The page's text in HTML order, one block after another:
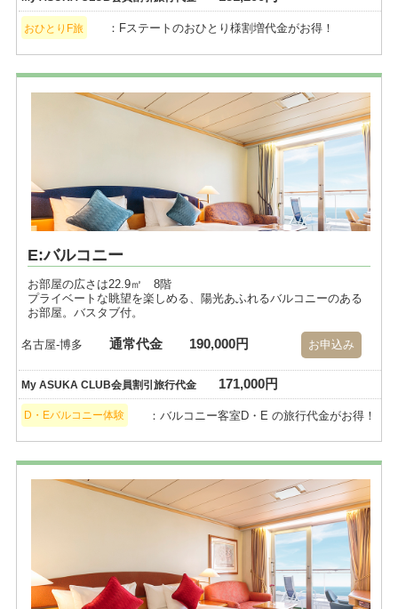
おひとりF旅 ：Fステートのおひとり様割増代金がお得！
E:バルコニー
お部屋の広さは22.9㎡ 8階
プライベートな眺望を楽しめる、陽光あふれるバルコニーのある
お部屋。バスタブ付。
名古屋-博多 通常代金 190,000円 お申込み
My ASUKA CLUB会員割引旅行代金 171,000円
D・Eバルコニー体験 ：バルコニー客室D・E の旅行代金がお得！